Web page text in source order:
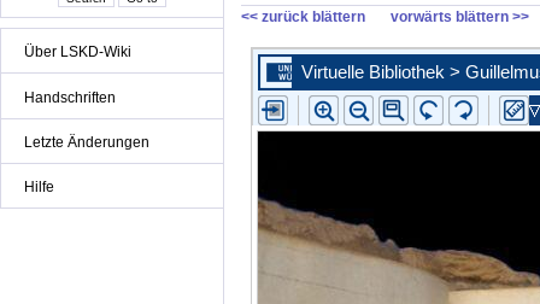
Über LSKD-Wiki
Handschriften
Letzte Änderungen
Hilfe
<< zurück blättern vorwärts blättern >>